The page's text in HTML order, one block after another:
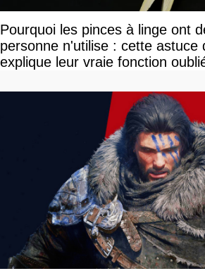
Pourquoi les pinces à linge ont
personne n'utilise : cette astuce
explique leur vraie fonction